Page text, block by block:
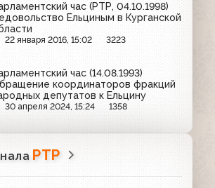
час (РТР, 04.10.1998)
Ельциным в Курганской
22 января 2016, 15:02 3223
час (14.08.1993)
координаторов фракций
депутатов к Ельцину
30 апреля 2024, 15:24 1358
РТР